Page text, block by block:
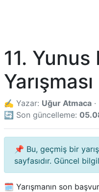
11.
Yarışması
✍️ Yazar: Uğur Atmaca
🔄 Son güncelleme:
📌 Bu, geçmiş bir
sayfasıdır. Güncel
🗓️ Yarışmanın son